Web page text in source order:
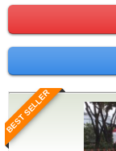
BEST SELLER